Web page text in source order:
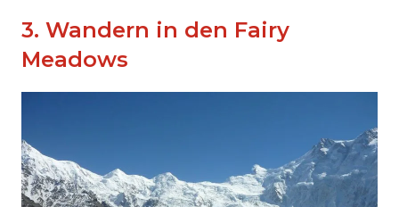
3. Wandern in den Fairy
Meadows